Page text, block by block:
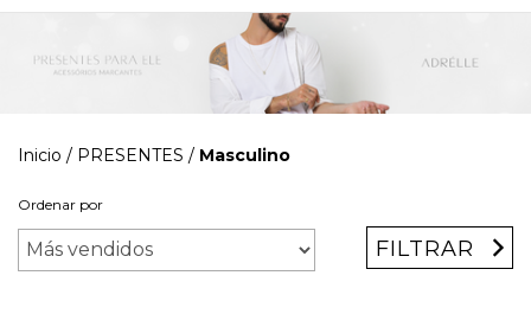
Inicio / PRESENTES / Masculino
Ordenar por
FILTRAR